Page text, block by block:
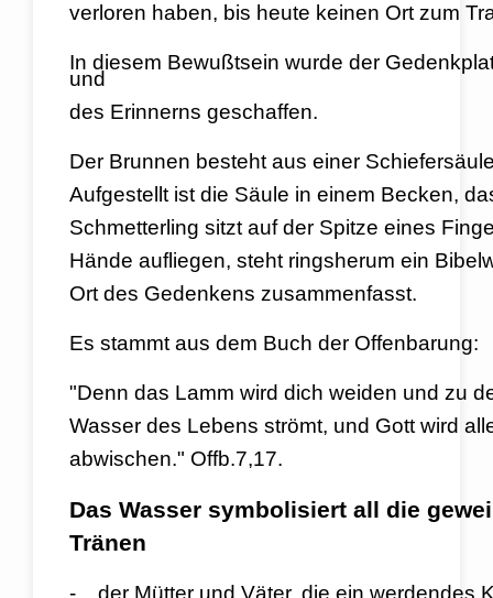
verloren haben, bis heute keinen Ort zum
In diesem Bewußtsein wurde der
und
des Erinnerns geschaffen.
Der Brunnen besteht aus einer
Aufgestellt ist die Säule in einem Becken,
Schmetterling sitzt auf der Spitze eines
Hände aufliegen, steht ringsherum ein
Ortdes Gedenkens zusammenfasst.
Es stammt aus dem Buch der Offenbarung:
"Denn das Lamm wird dich weiden und zu
Wasser des Lebens strömt, und Gott wird
abwischen." Offb.7,17.
Das Wasser symbolisiert all die
Tränen
- der Mütter und Väter, die ein